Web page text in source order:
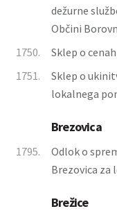
dežurne
Občini
1750.
Sklep o
1751.
Sklep o
lokalnega
Brezovica
1795.
Odlok o
Brezovica za
Brežice